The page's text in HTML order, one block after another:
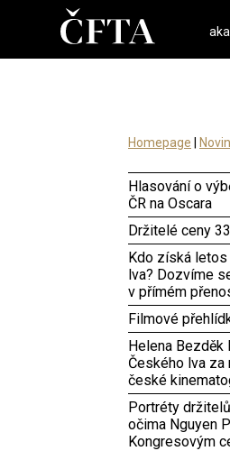
Homepage
Hlasování o
ČR na Oscara
Držitelé ceny
Kdo získá
lva? Dozvíme
v přímém
Filmové
Helena Bezděk
Českého lva za
české
Portréty
očima Nguyen
Kongresovým